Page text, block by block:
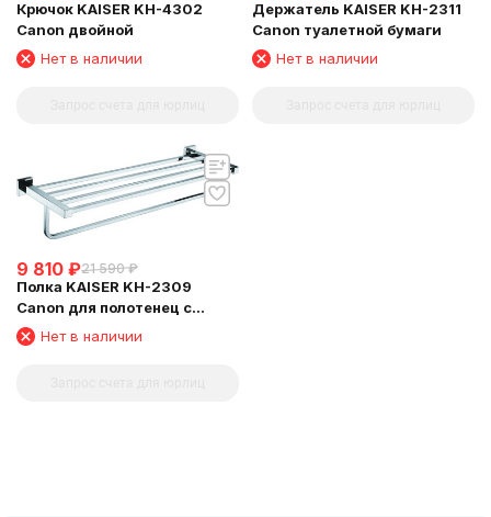
Крючок KAISER KH-4302
Canon двойной
Нет в наличии
Держатель KAISER KH-2311
Canon туалетной бумаги
Нет в наличии
9 810 ₽21 590 ₽
Полка KAISER KH-2309
Canon для полотенец с
держателем
Нет в наличии